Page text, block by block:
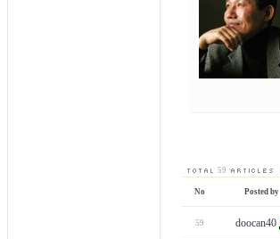
59
No Posted by
59 doocan40